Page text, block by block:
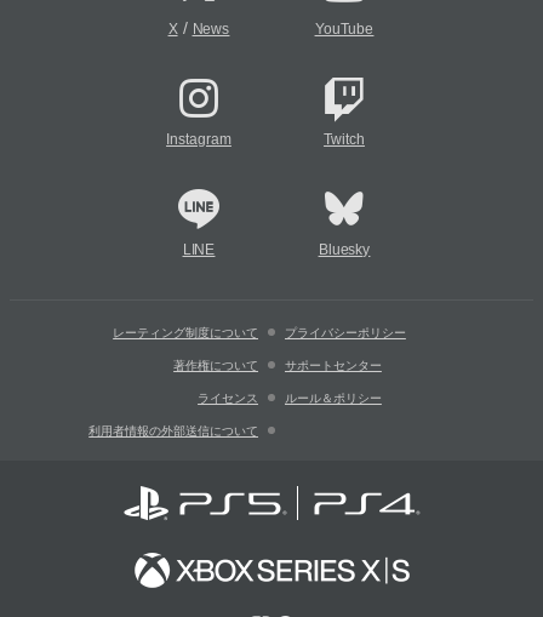
X/ News YouTube
Instagram Twitch
LINE Bluesky
レーティング制度について プライバシーポリシー
著作権について サポートセンター
ライセンス ルール＆ポリシー
利用者情報の外部送信について